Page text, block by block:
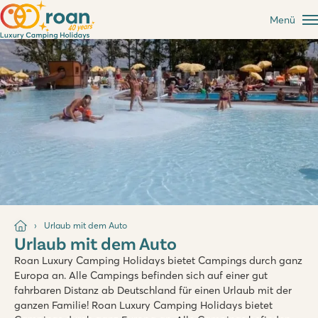
Menü
Urlaub mit dem Auto
Urlaub mit dem Auto
Roan Luxury Camping Holidays bietet Campings durch ganz
Europa an. Alle Campings befinden sich auf einer gut
fahrbaren Distanz ab Deutschland für einen Urlaub mit der
ganzen Familie! Roan Luxury Camping Holidays bietet